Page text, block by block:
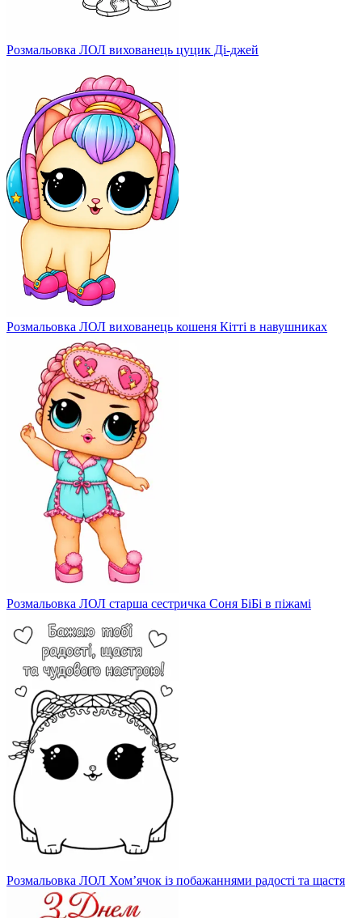
Розмальовка ЛОЛ вихованець цуцик Ді-джей
Розмальовка ЛОЛ вихованець кошеня Кітті в навушниках
Розмальовка ЛОЛ старша сестричка Соня БіБі в піжамі
Розмальовка ЛОЛ Хом’ячок із побажаннями радості та щастя